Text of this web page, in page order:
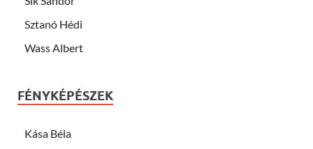
Sztanó Hédi
Wass Albert
FÉNYKÉPÉSZEK
Kása Béla